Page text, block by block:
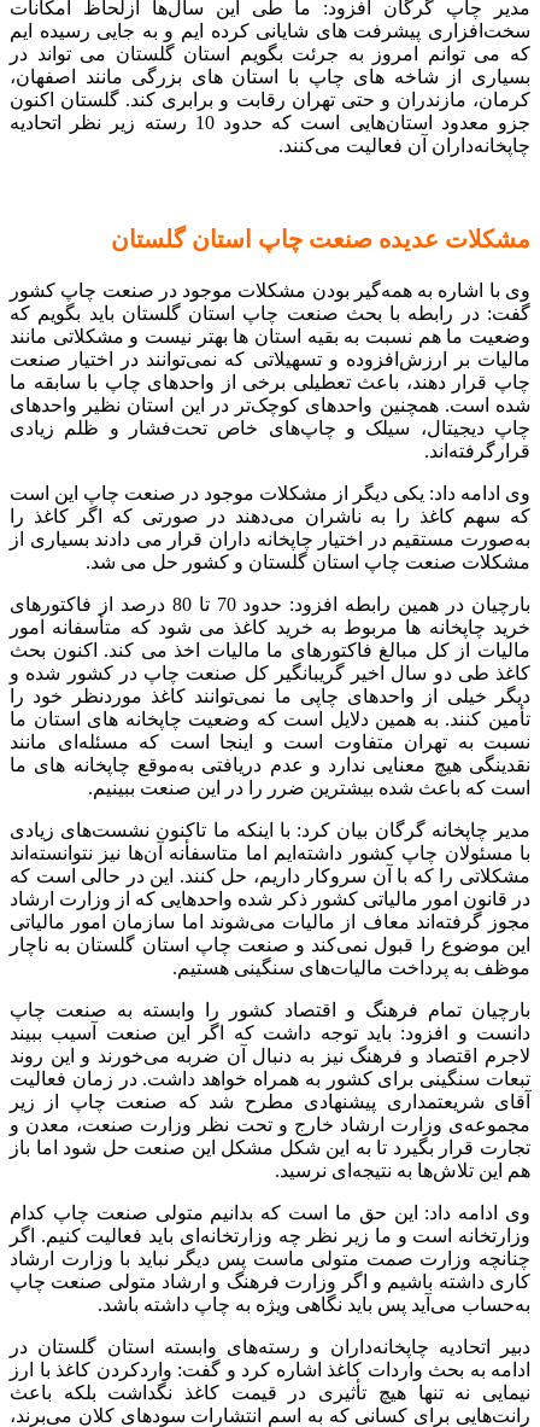
مدیر چاپ گرگان افزود: ما طی این سال‌ها ازلحاظ امکانات
سخت‌افزاری پیشرفت‌ های شایانی کرده‌ ایم و به‌ جایی رسیده‌ ایم
که می‌ توانم امروز به جرئت بگویم استان گلستان می‌ تواند در
بسیاری از شاخه‌ های چاپ با استان‌ های بزرگی مانند اصفهان،
کرمان، مازندران و حتی تهران رقابت و برابری کند. گلستان اکنون
جزو معدود استان‌هایی است که حدود 10 رسته زیر نظر اتحادیه
چاپخانه‌داران آن فعالیت می‌کنند.
مشکلات عدیده صنعت چاپ استان گلستان
وی با اشاره به همه‌گیر بودن مشکلات موجود در صنعت چاپ کشور
گفت: در رابطه با بحث صنعت چاپ استان گلستان باید بگویم که
وضعیت ما هم نسبت به بقیه‌ استان‌ ها بهتر نیست و مشکلاتی مانند
مالیات بر ارزش‌افزوده و تسهیلاتی که نمی‌توانند در اختیار صنعت
چاپ قرار دهند، باعث تعطیلی برخی از واحدهای چاپ با سابقه ما
شده است. همچنین واحدهای کوچک‌تر در این استان نظیر واحدهای
چاپ دیجیتال، سیلک و چاپ‌های خاص تحت‌فشار و ظلم زیادی
قرارگرفته‌اند.
وی ادامه داد: یکی دیگر از مشکلات موجود در صنعت چاپ این است
که سهم کاغذ را به ناشران می‌دهند در صورتی که اگر کاغذ را
به‌صورت مستقیم در اختیار چاپخانه‌ داران قرار می‌ دادند بسیاری از
مشکلات صنعت چاپ استان گلستان و کشور حل می‌ شد.
بارچیان در همین رابطه افزود: حدود 70 تا 80 درصد از فاکتورهای
خرید چاپخانه‌ ها مربوط به خرید کاغذ می‌ شود که متأسفانه امور
مالیات از کل مبالغ فاکتورهای ما مالیات اخذ می‌ کند. اکنون بحث
کاغذ طی دو سال اخیر گریبانگیر کل صنعت چاپ در کشور شده و
دیگر خیلی از واحدهای چاپی ما نمی‌توانند کاغذ موردنظر خود را
تأمین کنند. به همین دلایل است که وضعیت چاپخانه‌ های استان ما
نسبت به تهران متفاوت است و اینجا است که مسئله‌ای مانند
نقدینگی هیچ معنایی ندارد و عدم دریافتی به‌موقع چاپخانه‌ های ما
است که باعث شده بیشترین ضرر را در این صنعت ببینیم.
مدیر چاپخانه گرگان بیان کرد: با اینکه ما تاکنون نشست‌های زیادی
با مسئولان چاپ کشور داشته‌ایم اما متاسفأنه آن‌ها نیز نتوانسته‌اند
مشکلاتی را که با آن سرو‌کار داریم، حل کنند. این در حالی است ‌که
در قانون امور مالیاتی کشور ذکر شده واحدهایی که از وزارت ارشاد
مجوز گرفته‌اند معاف از مالیات می‌شوند اما سازمان امور مالیاتی
این موضوع را قبول نمی‌کند و صنعت چاپ استان گلستان به‌ ناچار
موظف به پرداخت مالیات‌های سنگینی هستیم.
بارچیان تمام فرهنگ و اقتصاد کشور را وابسته به صنعت چاپ
دانست و افزود: باید توجه داشت که اگر این صنعت آسیب ببیند
لاجرم اقتصاد و فرهنگ نیز به دنبال آن ضربه می‌خورند و این روند
تبعات سنگینی برای کشور به همراه خواهد داشت. در زمان فعالیت
آقای شریعتمداری پیشنهادی مطرح شد که صنعت چاپ از زیر
مجموعه‌ی وزارت ارشاد خارج و تحت نظر وزارت صنعت، معدن و
تجارت قرار بگیرد تا به این شکل مشکل این صنعت حل شود اما باز
هم این تلاش‌ها به نتیجه‌ای نرسید.
وی ادامه داد: این حق ما است که بدانیم متولی صنعت چاپ کدام
وزارتخانه است و ما زیر نظر چه وزارتخانه‌ای باید فعالیت کنیم. اگر
چنانچه وزارت صمت متولی ماست پس دیگر نباید با وزارت ارشاد
کاری داشته باشیم و اگر وزارت فرهنگ و ارشاد متولی صنعت چاپ
به‌حساب می‌آید پس باید نگاهی ویژه‌ به چاپ داشته باشد.
دبیر اتحادیه چاپخانه‌داران و رسته‌های وابسته استان گلستان در
ادامه به بحث واردات کاغذ اشاره کرد و گفت: واردکردن کاغذ با ارز
نیمایی نه تنها هیچ تأثیری در قیمت کاغذ نگداشت بلکه باعث
رانت‌هایی برای کسانی که به اسم انتشارات سودهای کلان می‌برند،